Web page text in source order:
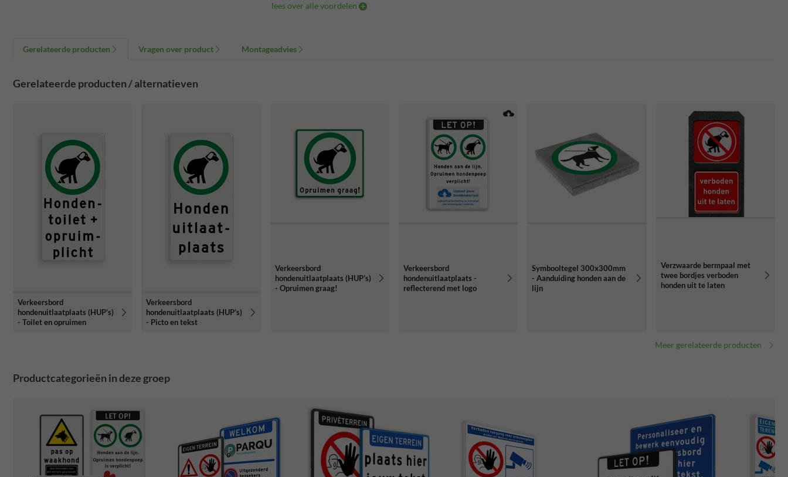
lees over alle voordelen
Gerelateerde producten Vragen over product Montageadvies
Gerelateerde producten / alternatieven
Verkeersbord
hondenuitlaatplaats (HUP’s)
- Toilet en opruimen
Verkeersbord
hondenuitlaatplaats (HUP’s)
- Picto en tekst
Verkeersbord
hondenuitlaatplaats (HUP’s)
- Opruimen graag!
Verkeersbord
hondenuitlaatplaats -
reflecterend met logo
Symbooltegel 300x300mm
- Aanduiding honden aan de
lijn
Verzwaarde bermpaal met
twee bordjes verboden
honden uit te laten
Meer gerelateerde producten
Productcategorieën in deze groep